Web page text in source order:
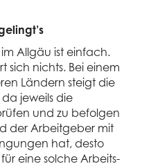
Allgäu ist einfach.
sich nichts. Bei einem
Ländern steigt die
jeweils die
und zu befolgen
der Arbeitgeber mit
hat, desto
eine solche Arbeits-